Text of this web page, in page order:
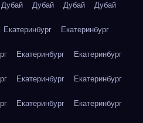
Дубай Дубай Дубай Дубай
Екатеринбург Екатеринбург
Екатеринбург Екатеринбург
Екатеринбург Екатеринбург
Екатеринбург Екатеринбург